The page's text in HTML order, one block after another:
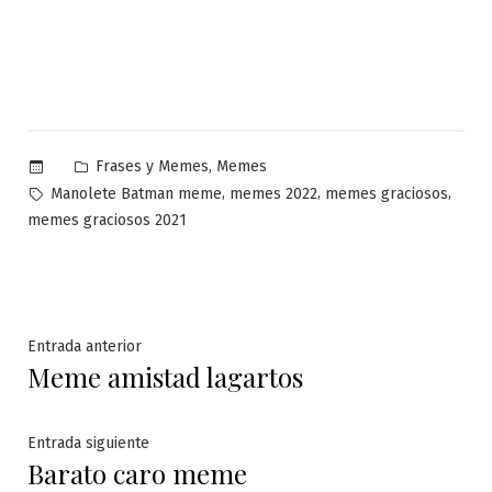
Publicado
en
Frases y Memes, Memes
Etiquetas:
Manolete Batman meme, memes 2022, memes graciosos,
memes graciosos 2021
Navegación
de
entradas
Entrada anteriorEntrada
anterior:
Meme amistad lagartos
Entrada siguiente
siguiente:
Barato caro meme